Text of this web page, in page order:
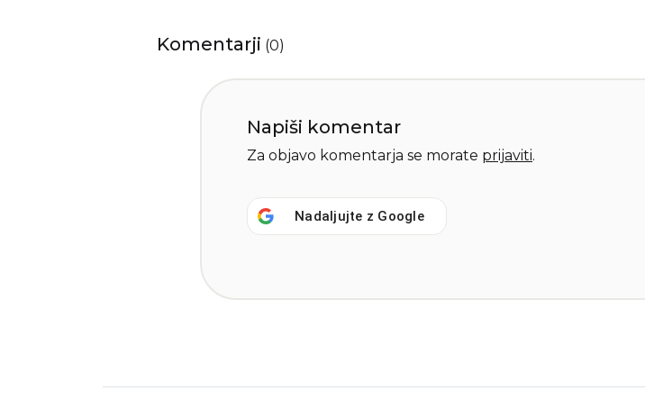
Komentarji (0)
Napiši komentar
Za objavo komentarja se morate prijaviti.
Nadaljujte z Google